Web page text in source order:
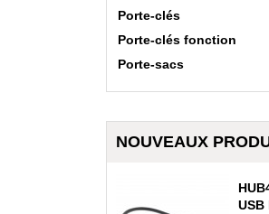
Porte-clés
Porte-clés fonction
Porte-sacs
NOUVEAUX
USB